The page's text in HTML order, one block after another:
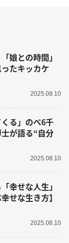
娘との時間」
たキッカケ
2025.08.10
くる」のべ6千
が語る“自分
2025.08.10
幸せな人生」
せな生き方】
2025.08.10